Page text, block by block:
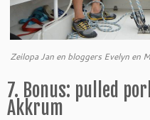
Zeilopa Jan en bloggers Evelyn en
7. Bonus: pulled
Akkrum